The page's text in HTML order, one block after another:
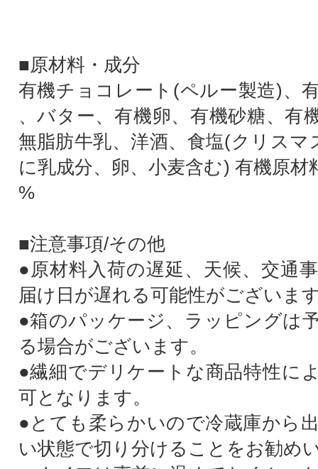
■原材料・成分
有機チョコレート(ペルー製造)、
、バター、有機卵、有機砂糖、有
無脂肪牛乳、洋酒、食塩(クリスマ
に乳成分、卵、小麦含む) 有機原材
%
■注意事項/その他
●原材料入荷の遅延、天候、交通
届け日が遅れる可能性がございま
●箱のパッケージ、ラッピングは
る場合がございます。
●繊細でデリケートな商品特性に
可となります。
●とても柔らかいので冷蔵庫から
い状態で切り分けることをお勧め